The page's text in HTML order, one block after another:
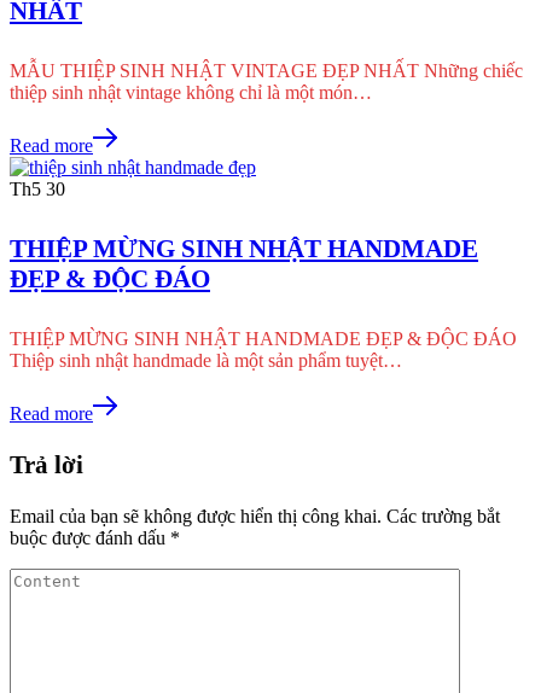
NHẤT
MẪU THIỆP SINH NHẬT VINTAGE ĐẸP NHẤT Những chiếc
thiệp sinh nhật vintage không chỉ là một món…
Read more
Th5 30
THIỆP MỪNG SINH NHẬT HANDMADE
ĐẸP & ĐỘC ĐÁO
THIỆP MỪNG SINH NHẬT HANDMADE ĐẸP & ĐỘC ĐÁO
Thiệp sinh nhật handmade là một sản phẩm tuyệt…
Read more
Trả lời
Email của bạn sẽ không được hiển thị công khai. Các trường bắt
buộc được đánh dấu *